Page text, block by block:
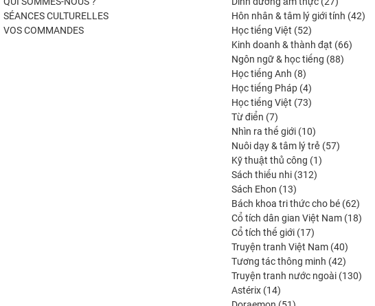
SÉANCES CULTURELLES
VOS COMMANDES
produits
Hôn nhân & tâm lý giới tính 4242
Học tiếng Việt 5252
produits
Kinh doanh & thành đạt 6666
Ngôn ngữ & học tiếng 8888
Học tiếng Anh 88
produits
Học tiếng Pháp 44
produits
Học tiếng Việt 7373
Từ điển 77
produits
Nhìn ra thế giới 1010
produits
Nuôi dạy & tâm lý trẻ 5757
Kỹ thuật thủ công 11
Sách thiếu nhi 312312
Sách Ehon 1313
produits
Bách khoa tri thức cho bé 6262
Cổ tích dân gian Việt Nam 1818
Cổ tích thế giới 1717
produits
Truyện tranh Việt Nam 4040
produits
Tương tác thông minh 4242
produits
Truyện tranh nước ngoài 130130
Astérix 1414